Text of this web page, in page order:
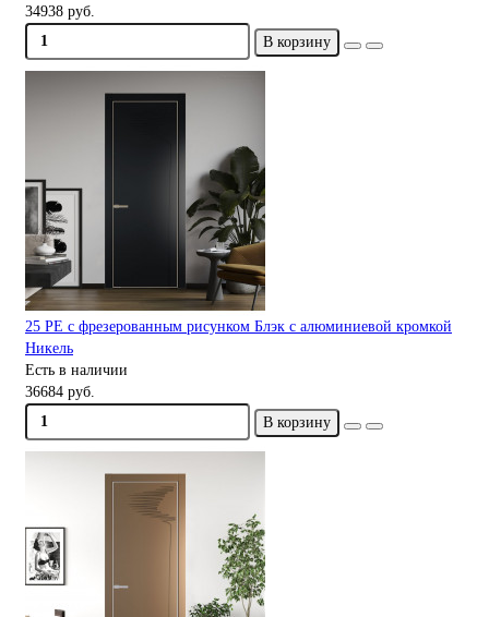
34938 руб.
В корзину
25 PE с фрезерованным рисунком Блэк с алюминиевой кромкой
Никель
Есть в наличии
36684 руб.
В корзину